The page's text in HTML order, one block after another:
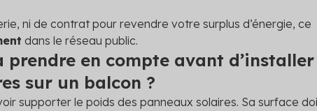
ni de contrat pour revendre votre surplus d’énergie, ce
dans le réseau public.
prendre en compte avant d’installer
sur un balcon ?
supporter le poids des panneaux solaires. Sa surface